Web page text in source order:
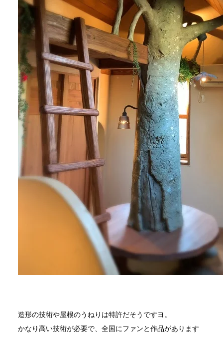
造形の技術や屋根のうねりは特許だそうですヨ。
かなり高い技術が必要で、全国にファンと作品があります